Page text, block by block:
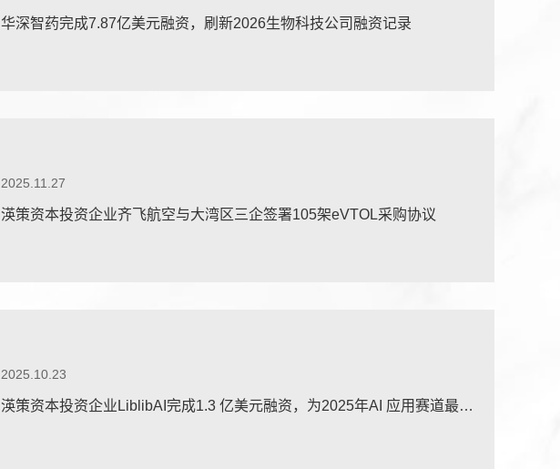
华深智药完成7.87亿美元融资，刷新2026生物科技公司融资记录
2025.11.27
渶策资本投资企业齐飞航空与大湾区三企签署105架eVTOL采购协议
2025.10.23
渶策资本投资企业LiblibAI完成1.3 亿美元融资，为2025年AI 应用赛道最大